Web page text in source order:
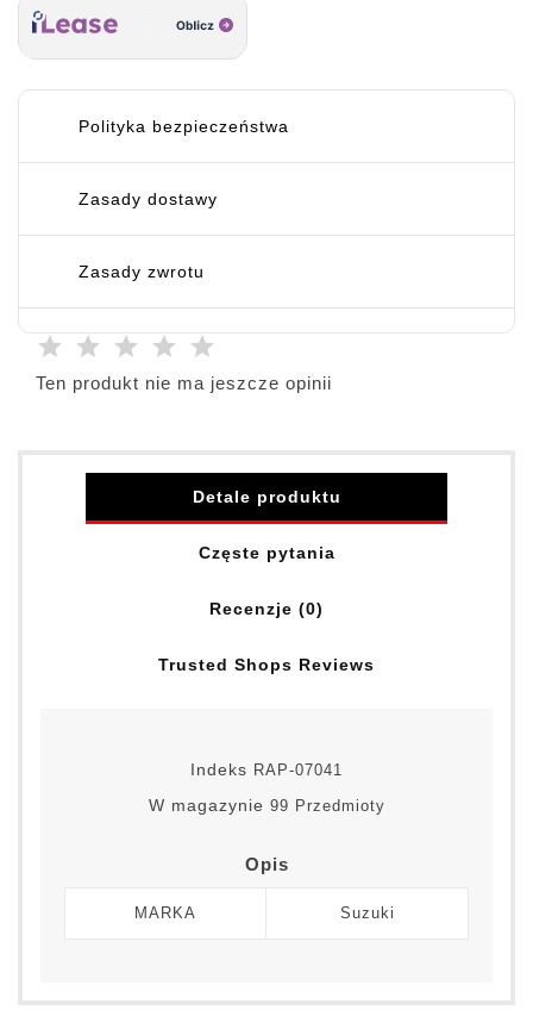
Polityka bezpieczeństwa
Zasady dostawy
Zasady zwrotu
Ten produkt nie ma jeszcze opinii
Detale produktu
Częste pytania
Recenzje (0)
Trusted Shops Reviews
Indeks RAP-07041
W magazynie 99 Przedmioty
Opis
MARKA Suzuki